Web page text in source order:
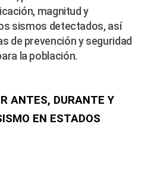
magnitud y
sismos detectados, así
de prevención y seguridad
la población.
ANTES, DURANTE Y
EN ESTADOS